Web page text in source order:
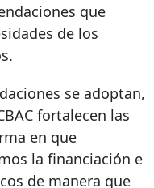
que
de los
se adoptan,
fortalecen las
en que
la financiación e
de manera que